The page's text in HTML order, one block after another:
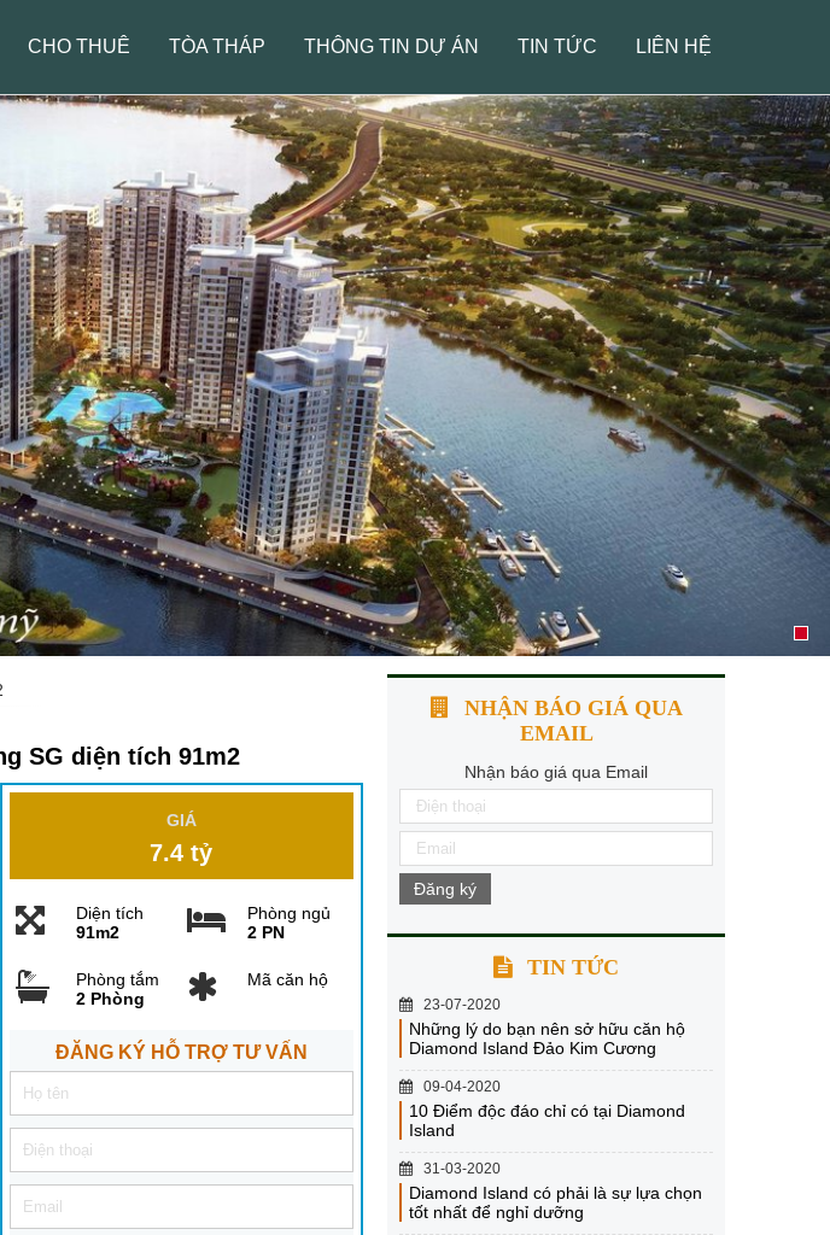
CHO THUÊ TÒA THÁP THÔNG TIN DỰ ÁN TIN TỨC LIÊN HỆ
SG diện tích 91m2
GIÁ
7.4 tỷ
Diện tích
91m2
Phòng ngủ
2 PN
Phòng tắm
2 Phòng
Mã căn hộ
ĐĂNG KÝ HỖ TRỢ TƯ VẤN
NHẬN BÁO GIÁ QUA
EMAIL
Nhận báo giá qua Email
Đăng ký
TIN TỨC
23-07-2020
Những lý do bạn nên sở hữu căn hộ
Diamond Island Đảo Kim Cương
09-04-2020
10 Điểm độc đáo chỉ có tại Diamond
Island
31-03-2020
Diamond Island có phải là sự lựa chọn
tốt nhất để nghỉ dưỡng